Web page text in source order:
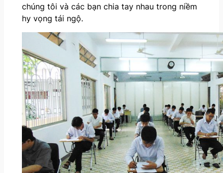
chúng tôi và các bạn chia tay nhau trong niềm
hy vọng tái ngộ.